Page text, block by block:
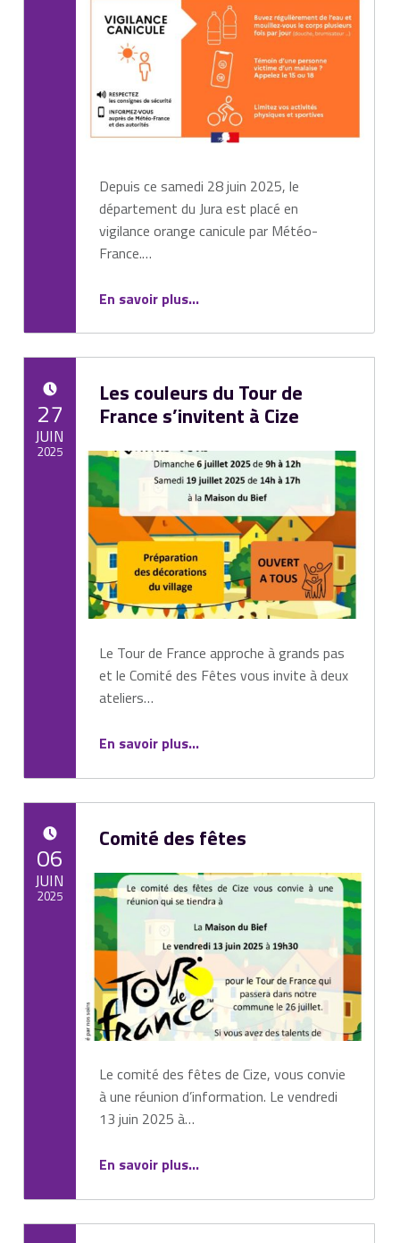
Depuis ce samedi 28 juin 2025, le
département du Jura est placé en
vigilance orange canicule par Météo-
France.…
En savoir plus“Vigilance orange – Canicule : informations et recommandations”
…
Les couleurs du Tour de
France s’invitent à Cize
Le Tour de France approche à grands pas
et le Comité des Fêtes vous invite à deux
ateliers…
En savoir plus“Les couleurs du Tour de France s’invitent à Cize”
…
27
JUIN
2025
Comité des fêtes
Le comité des fêtes de Cize, vous convie
à une réunion d’information. Le vendredi
13 juin 2025 à…
En savoir plus…
06
JUIN
2025